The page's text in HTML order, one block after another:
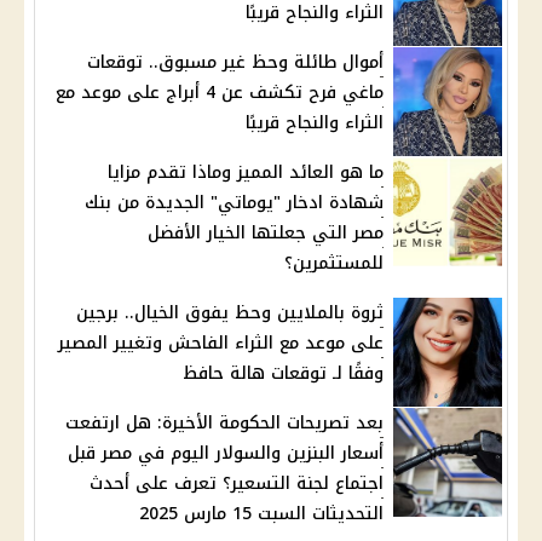
الثراء والنجاح قريبًا
أموال طائلة وحظ غير مسبوق.. توقعات
ماغي فرح تكشف عن 4 أبراج على موعد مع
الثراء والنجاح قريبًا
ما هو العائد المميز وماذا تقدم مزايا
شهادة ادخار "يوماتي" الجديدة من بنك
مصر التي جعلتها الخيار الأفضل
للمستثمرين؟
ثروة بالملايين وحظ يفوق الخيال.. برجين
على موعد مع الثراء الفاحش وتغيير المصير
وفقًا لـ توقعات هالة حافظ
بعد تصريحات الحكومة الأخيرة: هل ارتفعت
أسعار البنزين والسولار اليوم في مصر قبل
اجتماع لجنة التسعير؟ تعرف على أحدث
التحديثات السبت 15 مارس 2025